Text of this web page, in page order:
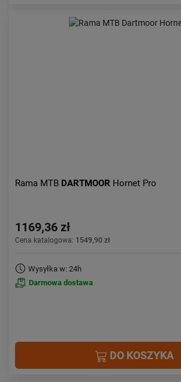
Rama MTB DARTMOOR Hornet Pro
1169,36 zł
Cena katalogowa: 1549,90 zł
Wysyłka w: 24h
Darmowa dostawa
DO KOSZYKA